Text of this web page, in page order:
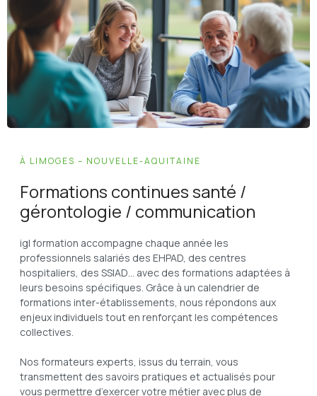
À LIMOGES – NOUVELLE-AQUITAINE
Formations continues santé /
gérontologie / communication
igl formation accompagne chaque année les
professionnels salariés des EHPAD, des centres
hospitaliers, des SSIAD… avec des formations adaptées à
leurs besoins spécifiques. Grâce à un calendrier de
formations inter-établissements, nous répondons aux
enjeux individuels tout en renforçant les compétences
collectives.
Nos formateurs experts, issus du terrain, vous
transmettent des savoirs pratiques et actualisés pour
vous permettre d’exercer votre métier avec plus de